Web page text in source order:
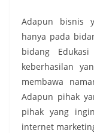
Adapun bisnis
hanya pada
bidang
keberhasilan
membawa
Adapun pihak
pihak yang
internet